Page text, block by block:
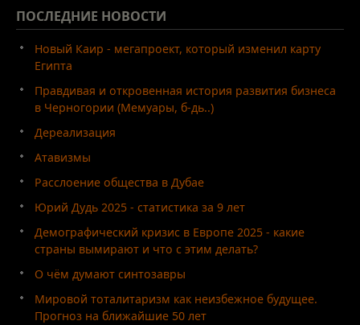
ПОСЛЕДНИЕ НОВОСТИ
Новый Каир - мегапроект, который изменил карту
Египта
Правдивая и откровенная история развития бизнеса
в Черногории (Мемуары, б-дь..)
Дереализация
Атавизмы
Расслоение общества в Дубае
Юрий Дудь 2025 - статистика за 9 лет
Демографический кризис в Европе 2025 - какие
страны вымирают и что с этим делать?
О чём думают синтозавры
Мировой тоталитаризм как неизбежное будущее.
Прогноз на ближайшие 50 лет